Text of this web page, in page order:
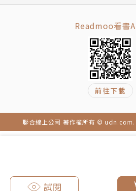
試閱
Readmoo看書
前往下載
聯合線上公司 著作權所有 ©